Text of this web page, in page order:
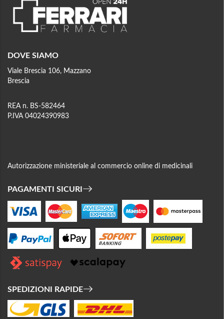
DOVE SIAMO
Viale Brescia 106, Mazzano
Brescia
REA n. BS-582464
P.IVA 04024390983
Autorizzazione ministeriale al commercio online di medicinali
PAGAMENTI SICURI
SPEDIZIONI RAPIDE